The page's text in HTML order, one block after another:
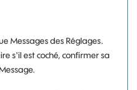
Messages des Réglages.
s'il est coché, confirmer sa